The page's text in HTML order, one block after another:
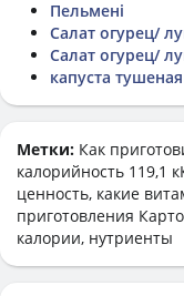
Пельмені
Салат огурец/
Салат огурец/
капуста тушеная
Метки: Как
калорийность 119,1
ценность, какие
приготовления
калории, нутриенты